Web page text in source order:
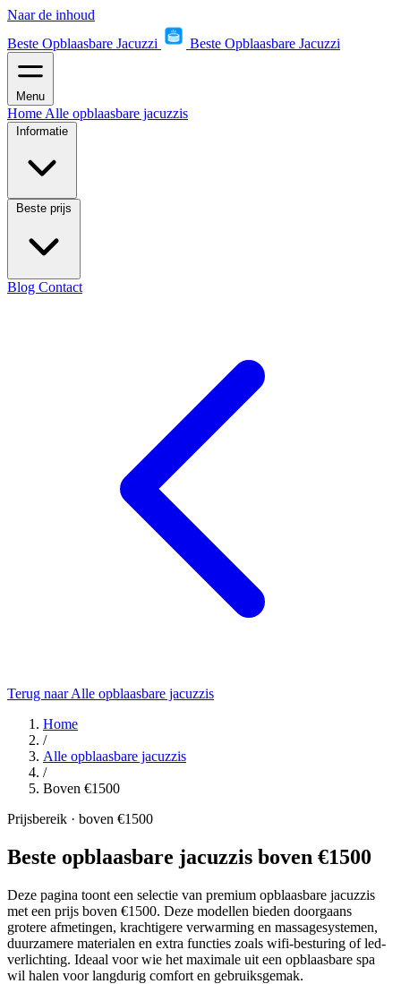
Naar de inhoud
Beste Opblaasbare Jacuzzi
Beste Opblaasbare Jacuzzi
Menu
Home Alle opblaasbare jacuzzis
Informatie
Beste prijs
Blog Contact
Terug naar Alle opblaasbare jacuzzis
Home
/
Alle opblaasbare jacuzzis
/
Boven €1500
Prijsbereik · boven €1500
Beste opblaasbare jacuzzis boven €1500
Deze pagina toont een selectie van premium opblaasbare jacuzzis
met een prijs boven €1500. Deze modellen bieden doorgaans
grotere afmetingen, krachtigere verwarming en massagesystemen,
duurzamere materialen en extra functies zoals wifi-besturing of led-
verlichting. Ideaal voor wie het maximale uit een opblaasbare spa
wil halen voor langdurig comfort en gebruiksgemak.